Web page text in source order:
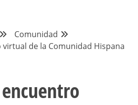
Comunidad
de la Comunidad Hispana